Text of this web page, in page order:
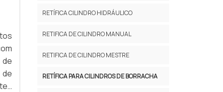
RETÍFICA CILINDRO HIDRÁULICO
RETIFICA DE CILINDRO MANUAL
RETIFICA DE CILINDRO MESTRE
RETÍFICA PARA CILINDROS DE BORRACHA